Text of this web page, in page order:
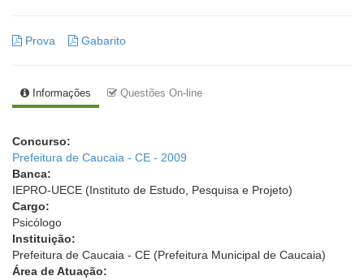
Prova Gabarito
Informações Questões On-line
Concurso:
Prefeitura de Caucaia - CE - 2009
Banca:
IEPRO-UECE (Instituto de Estudo, Pesquisa e Projeto)
Cargo:
Psicólogo
Instituição:
Prefeitura de Caucaia - CE (Prefeitura Municipal de Caucaia)
Área de Atuação: